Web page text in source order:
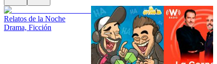
Relatos de la Noche
Drama, Ficción